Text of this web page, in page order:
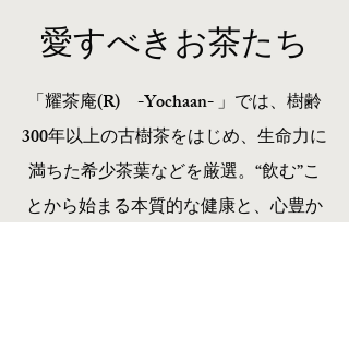
​愛すべきお茶たち
「耀茶庵(R) -Yochaan- 」では、樹齢
300年以上の古樹茶をはじめ、生命力に
満ちた希少茶葉などを厳選。 “飲む”こ
とから始まる本質的な健康と、心豊か